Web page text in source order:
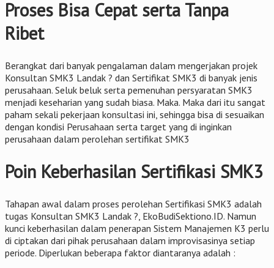
Proses Bisa Cepat serta Tanpa
Ribet
Berangkat dari banyak pengalaman dalam mengerjakan projek
Konsultan SMK3 Landak ? dan Sertifikat SMK3 di banyak jenis
perusahaan. Seluk beluk serta pemenuhan persyaratan SMK3
menjadi keseharian yang sudah biasa. Maka. Maka dari itu sangat
paham sekali pekerjaan konsultasi ini, sehingga bisa di sesuaikan
dengan kondisi Perusahaan serta target yang di inginkan
perusahaan dalam perolehan sertifikat SMK3
Poin Keberhasilan Sertifikasi SMK3
Tahapan awal dalam proses perolehan Sertifikasi SMK3 adalah
tugas Konsultan SMK3 Landak ?, EkoBudiSektiono.ID. Namun
kunci keberhasilan dalam penerapan Sistem Manajemen K3 perlu
di ciptakan dari pihak perusahaan dalam improvisasinya setiap
periode. Diperlukan beberapa faktor diantaranya adalah :